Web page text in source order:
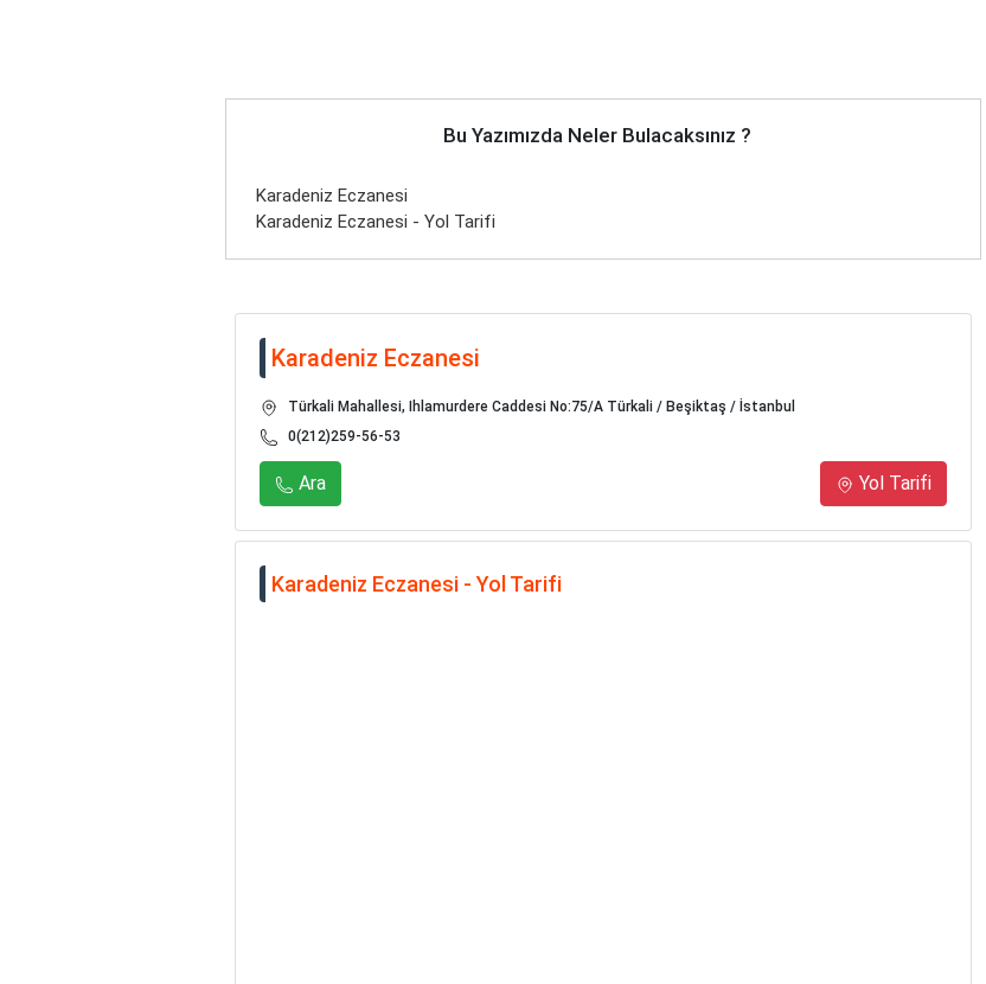
Bu Yazımızda Neler Bulacaksınız ?
Karadeniz Eczanesi
Karadeniz Eczanesi - Yol Tarifi
Karadeniz Eczanesi
Türkali Mahallesi, Ihlamurdere Caddesi No:75/A Türkali / Beşiktaş / İstanbul
0(212)259-56-53
Ara Yol Tarifi
Karadeniz Eczanesi - Yol Tarifi